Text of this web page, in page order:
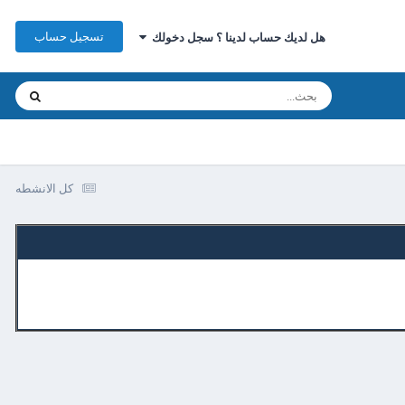
هل لديك حساب لدينا ؟ سجل دخولك تسجيل حساب
كل الانشطه